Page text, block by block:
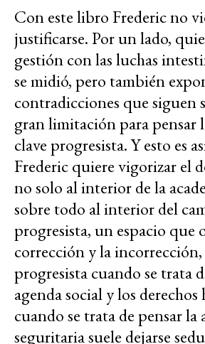
Con este libro Frederic no
justificarse. Por un lado,
gestión con las luchas
se midió, pero también
contradicciones que siguen
gran limitación para pensar
clave progresista. Y esto es
Frederic quiere vigorizar el
no solo al interior de la
sobre todo al interior del
progresista, un espacio que
corrección y la incorrección,
progresista cuando se trata
agenda social y los
cuando se trata de pensar la
seguritaria suele dejarse